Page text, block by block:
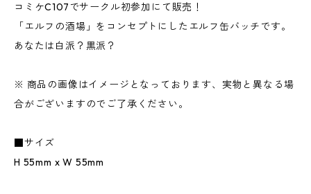
コミケC107でサークル初参加にて販売！
「エルフの酒場」をコンセプトにしたエルフ缶バッチです。
あなたは白派？黒派？
※ 商品の画像はイメージとなっております、実物と異なる場
合がございますのでご了承ください。
■サイズ
H 55mm x W 55mm